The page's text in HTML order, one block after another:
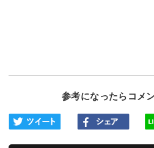
参考になったらコメ